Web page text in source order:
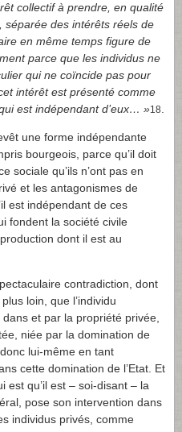
collectif à prendre, en qualité
séparée des intérêts réels de
en même temps figure de
parce que les individus ne
qui ne coïncide pas pour
intérêt est présenté comme
est indépendant d’eux… »18
une forme indépendante
bourgeois, parce qu’il doit
sociale qu’ils n’ont pas en
et les antagonismes de
est indépendant de ces
fondent la société civile
dont il est au
contradiction, dont
loin, que l’individu
et par la propriété privée,
niée par la domination de
lui-même en tant
cette domination de l’Etat. Et
est qu’il est – soi-disant – la
pose son intervention dans
individus privés, comme